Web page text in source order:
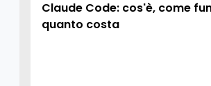
Claude Code: cos'è, come
quanto costa